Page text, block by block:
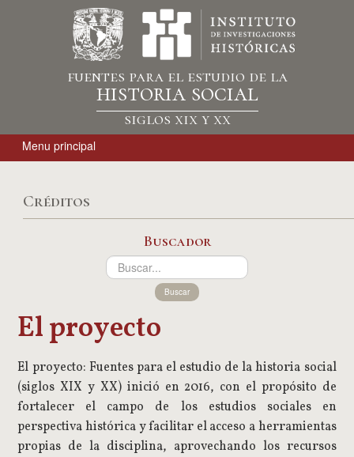
fuentes para el estudio de la
historia social
siglos xix y xx
Menu principal
Créditos
Buscador
Buscar
El proyecto
El proyecto: Fuentes para el estudio de la historia social
(siglos XIX y XX) inició en 2016, con el propósito de
fortalecer el campo de los estudios sociales en
perspectiva histórica y facilitar el acceso a herramientas
propias de la disciplina, aprovechando los recursos